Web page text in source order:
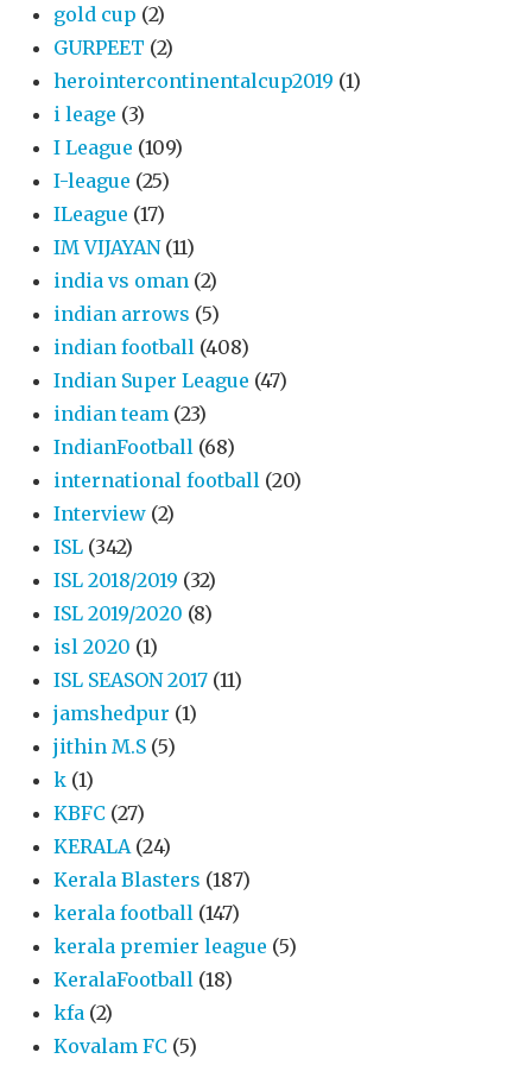
gold cup (2)
GURPEET (2)
herointercontinentalcup2019 (1)
i leage (3)
I League (109)
I-league (25)
ILeague (17)
IM VIJAYAN (11)
india vs oman (2)
indian arrows (5)
indian football (408)
Indian Super League (47)
indian team (23)
IndianFootball (68)
international football (20)
Interview (2)
ISL (342)
ISL 2018/2019 (32)
ISL 2019/2020 (8)
isl 2020 (1)
ISL SEASON 2017 (11)
jamshedpur (1)
jithin M.S (5)
k (1)
KBFC (27)
KERALA (24)
Kerala Blasters (187)
kerala football (147)
kerala premier league (5)
KeralaFootball (18)
kfa (2)
Kovalam FC (5)